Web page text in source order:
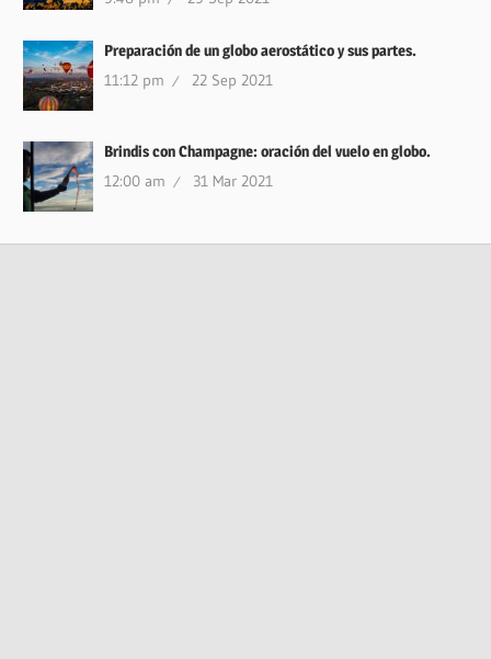
Preparación de un globo aerostático y sus partes.
11:12 pm 22 Sep 2021
Brindis con Champagne: oración del vuelo en globo.
12:00 am 31 Mar 2021